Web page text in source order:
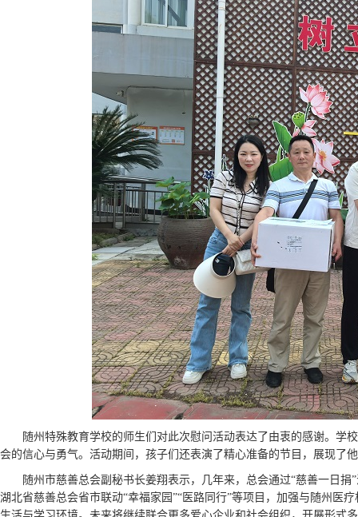
随州特殊教育学校的师生们对此次慰问活动表达了由衷的感谢。学
会的信心与勇气。活动期间，孩子们还表演了精心准备的节目，展现了
随州市慈善总会副秘书长姜翔表示，几年来，总会通过“慈善一日
湖北省慈善总会省市联动“幸福家园”“医路同行”等项目，加强与随州医